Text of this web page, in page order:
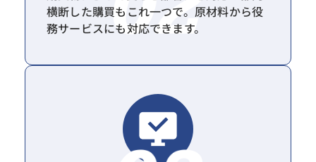
横断した購買もこれ一つで。原材料から役
務サービスにも対応できます。